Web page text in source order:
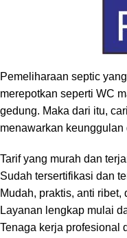
Pemeliharaan septic
merepotkan seperti WC
gedung. Maka dari itu,
menawarkan keunggulan
Tarif yang murah dan
Sudah tersertifikasi dan
Mudah, praktis, anti ribet,
Layanan lengkap mulai
Tenaga kerja profesional